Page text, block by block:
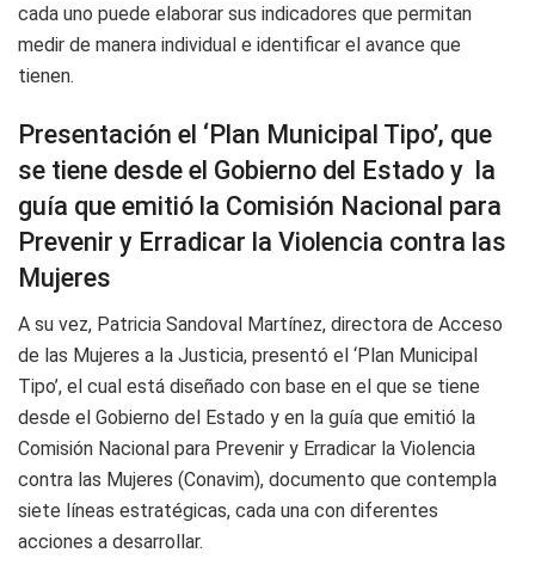
cada uno puede elaborar sus indicadores que permitan
medir de manera individual e identificar el avance que
tienen.
Presentación el ‘Plan Municipal Tipo’, que
se tiene desde el Gobierno del Estado y la
guía que emitió la Comisión Nacional para
Prevenir y Erradicar la Violencia contra las
Mujeres
A su vez, Patricia Sandoval Martínez, directora de Acceso
de las Mujeres a la Justicia, presentó el ‘Plan Municipal
Tipo’, el cual está diseñado con base en el que se tiene
desde el Gobierno del Estado y en la guía que emitió la
Comisión Nacional para Prevenir y Erradicar la Violencia
contra las Mujeres (Conavim), documento que contempla
siete líneas estratégicas, cada una con diferentes
acciones a desarrollar.